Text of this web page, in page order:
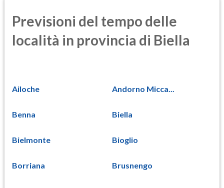
Previsioni del tempo delle
località in provincia di Biella
Ailoche Andorno Micca...
Benna Biella
Bielmonte Bioglio
Borriana Brusnengo